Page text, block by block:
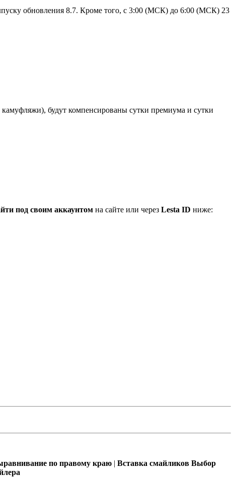
обновления 8.7. Кроме того, с 3:00 (МСК) до 6:00 (МСК) 23
будут компенсированы сутки премиума и сутки
под своим аккаунтом на сайте или через Lesta ID ниже:
по правому краю | Вставка смайликов Выбор